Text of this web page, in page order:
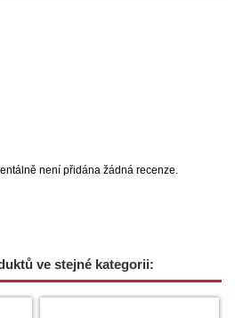
není přidána žádná recenze.
ve stejné kategorii: